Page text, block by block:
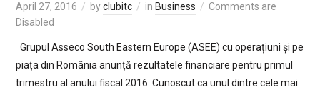
April 27, 2016 byclubitc in Business
Comments are
Disabled
Grupul Asseco South Eastern Europe (ASEE) cu operațiuni și pe
piața din România anunță rezultatele financiare pentru primul
trimestru al anului fiscal 2016. Cunoscut ca unul dintre cele mai